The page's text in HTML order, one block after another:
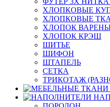
ХЛОПКОВЫЕ
ХЛОПКОВЫЕ
ХЛОПОК
ХЛОПОК КРЭШ
ШИТЬЕ
ШИФОН
ШТАПЕЛЬ
СЕТКА
ТРИКОТАЖ